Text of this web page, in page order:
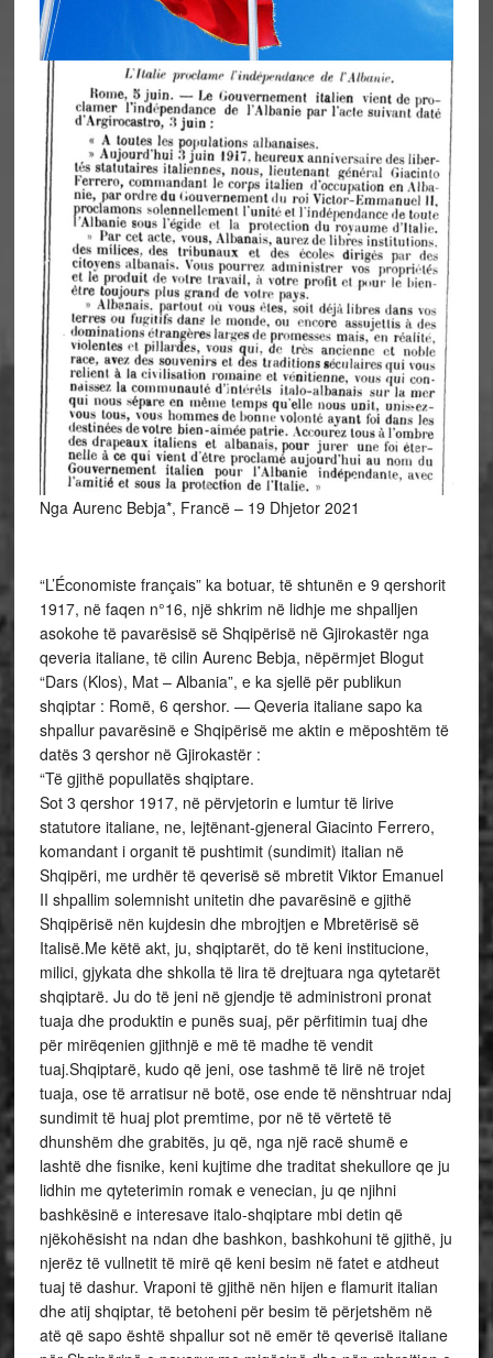
Nga Aurenc Bebja*, Francë – 19 Dhjetor 2021
“L’Économiste français” ka botuar, të shtunën e 9 qershorit
1917, në faqen n°16, një shkrim në lidhje me shpalljen
asokohe të pavarësisë së Shqipërisë në Gjirokastër nga
qeveria italiane, të cilin Aurenc Bebja, nëpërmjet Blogut
“Dars (Klos), Mat – Albania”, e ka sjellë për publikun
shqiptar : Romë, 6 qershor. — Qeveria italiane sapo ka
shpallur pavarësinë e Shqipërisë me aktin e mëposhtëm të
datës 3 qershor në Gjirokastër :
“Të gjithë popullatës shqiptare.
Sot 3 qershor 1917, në përvjetorin e lumtur të lirive
statutore italiane, ne, lejtënant-gjeneral Giacinto Ferrero,
komandant i organit të pushtimit (sundimit) italian në
Shqipëri, me urdhër të qeverisë së mbretit Viktor Emanuel
II shpallim solemnisht unitetin dhe pavarësinë e gjithë
Shqipërisë nën kujdesin dhe mbrojtjen e Mbretërisë së
Italisë.Me këtë akt, ju, shqiptarët, do të keni institucione,
milici, gjykata dhe shkolla të lira të drejtuara nga qytetarët
shqiptarë. Ju do të jeni në gjendje të administroni pronat
tuaja dhe produktin e punës suaj, për përfitimin tuaj dhe
për mirëqenien gjithnjë e më të madhe të vendit
tuaj.Shqiptarë, kudo që jeni, ose tashmë të lirë në trojet
tuaja, ose të arratisur në botë, ose ende të nënshtruar ndaj
sundimit të huaj plot premtime, por në të vërtetë të
dhunshëm dhe grabitës, ju që, nga një racë shumë e
lashtë dhe fisnike, keni kujtime dhe traditat shekullore qe ju
lidhin me qyteterimin romak e venecian, ju qe njihni
bashkësinë e interesave italo-shqiptare mbi detin që
njëkohësisht na ndan dhe bashkon, bashkohuni të gjithë, ju
njerëz të vullnetit të mirë që keni besim në fatet e atdheut
tuaj të dashur. Vraponi të gjithë nën hijen e flamurit italian
dhe atij shqiptar, të betoheni për besim të përjetshëm në
atë që sapo është shpallur sot në emër të qeverisë italiane